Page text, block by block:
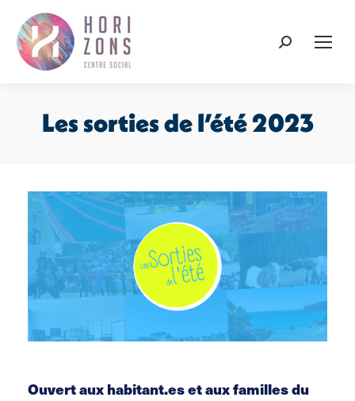
Recherche
Les sorties de l’été 2023
Ouvert aux habitant.es et aux familles du